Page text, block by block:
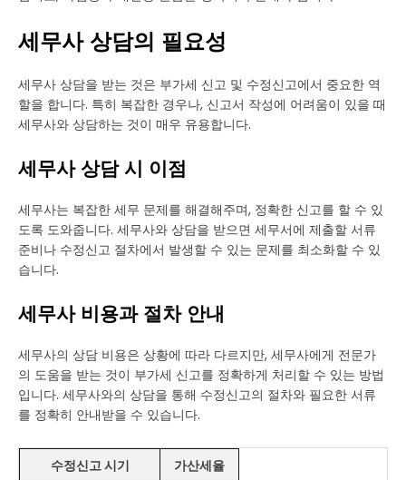
세무사 상담의 필요성
세무사 상담을 받는 것은 부가세 신고 및 수정신고에서 중요한 역
할을 합니다. 특히 복잡한 경우나, 신고서 작성에 어려움이 있을 때
세무사와 상담하는 것이 매우 유용합니다.
세무사 상담 시 이점
세무사는 복잡한 세무 문제를 해결해주며, 정확한 신고를 할 수 있
도록 도와줍니다. 세무사와 상담을 받으면 세무서에 제출할 서류
준비나 수정신고 절차에서 발생할 수 있는 문제를 최소화할 수 있
습니다.
세무사 비용과 절차 안내
세무사의 상담 비용은 상황에 따라 다르지만, 세무사에게 전문가
의 도움을 받는 것이 부가세 신고를 정확하게 처리할 수 있는 방법
입니다. 세무사와의 상담을 통해 수정신고의 절차와 필요한 서류
를 정확히 안내받을 수 있습니다.
수정신고 시기
가산세율